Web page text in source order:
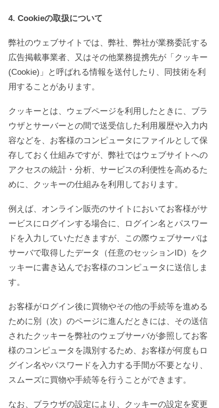
4. Cookieの取扱について
弊社のウェブサイトでは、弊社、弊社が業務委託する
広告掲載事業者、又はその他業務提携先が「クッキー
(Cookie)」と呼ばれる情報を送付したり、同技術を利
用することがあります。
クッキーとは、ウェブページを利用したときに、ブラ
ウザとサーバーとの間で送受信した利用履歴や入力内
容などを、お客様のコンピュータにファイルとして保
存しておく仕組みですが、弊社ではウェブサイトへの
アクセスの統計・分析、サービスの利便性を高めるた
めに、クッキーの仕組みを利用しております。
例えば、オンライン販売のサイトにおいてお客様がサ
ービスにログインする場合に、ログイン名とパスワー
ドを入力していただきますが、この際ウェブサーバは
サーバで取得したデータ（任意のセッションID）をク
ッキーに書き込んでお客様のコンピュータに送信しま
す。
お客様がログイン後に買物やその他の手続等を進める
ために別（次）のページに進んだときには、その送信
されたクッキーを弊社のウェブサーバが参照してお客
様のコンピュータを識別するため、お客様が何度もロ
グイン名やパスワードを入力する手間が不要となり、
スムーズに買物や手続等を行うことができます。
なお、ブラウザの設定により、クッキーの設定を変更